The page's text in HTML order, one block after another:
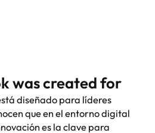
was created for
diseñado para líderes
que en el entorno digital
es la clave para